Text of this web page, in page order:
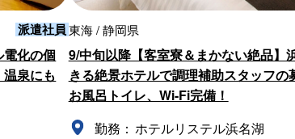
派遣社員
電化の個
泉にも
東海 / 静岡県
9/中旬以降【客室寮＆まかない絶品】
きる絶景ホテルで調理補助スタッフの
お風呂トイレ、Wi-Fi完備！
勤務： ホテルリステル浜名湖